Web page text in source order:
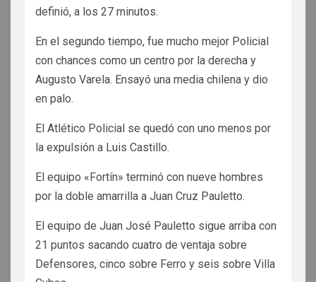
definió, a los 27 minutos.
En el segundo tiempo, fue mucho mejor Policial
con chances como un centro por la derecha y
Augusto Varela. Ensayó una media chilena y dio
en palo.
El Atlético Policial se quedó con uno menos por
la expulsión a Luis Castillo.
El equipo «Fortín» terminó con nueve hombres
por la doble amarrilla a Juan Cruz Pauletto.
El equipo de Juan José Pauletto sigue arriba con
21 puntos sacando cuatro de ventaja sobre
Defensores, cinco sobre Ferro y seis sobre Villa